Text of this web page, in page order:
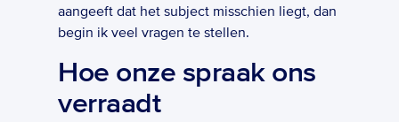
aangeeft dat het subject misschien liegt, dan
begin ik veel vragen te stellen.
Hoe onze spraak ons
verraadt